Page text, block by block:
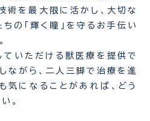
術を最大限に活かし、大切な
の「輝く瞳」を守るお手伝い
いただける獣医療を提供で
ながら、二人三脚で治療を進
気になることがあれば、どう
。